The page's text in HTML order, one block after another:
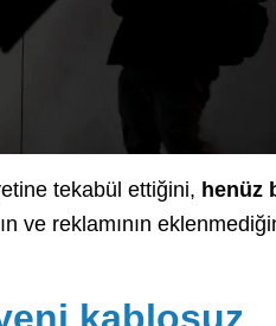
tekabül ettiğini, henüz
ve reklamının
kablosuz